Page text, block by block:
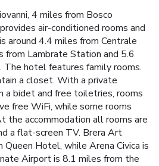
4 miles from Bosco
air-conditioned rooms and
around 4.4 miles from Centrale
Lambrate Station and 5.6
The hotel features family rooms.
a closet. With a private
a bidet and free toiletries, rooms
free WiFi, while some rooms
the accommodation all rooms are
a flat-screen TV. Brera Art
Hotel, while Arena Civica is
Airport is 8.1 miles from the